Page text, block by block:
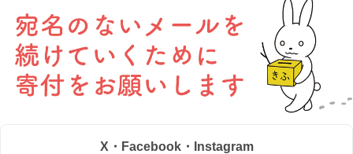
X・Facebook・Instagram